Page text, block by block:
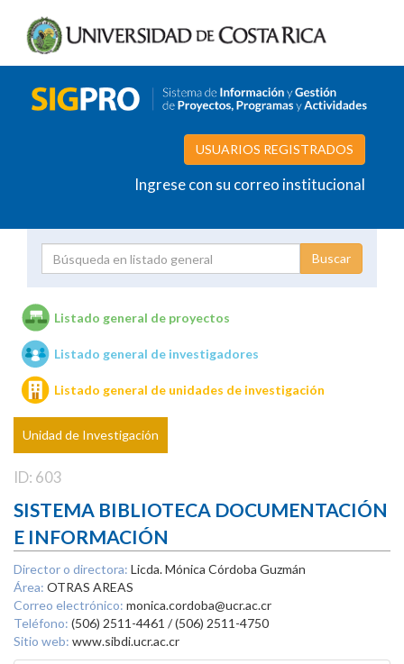
USUARIOS REGISTRADOS
Ingrese con su correo institucional
Unidades de investigación
Listado general de proyectos
Listado general de investigadores
Listado general de unidades de investigación
Unidad de Investigación
ID: 603
SISTEMA BIBLIOTECA DOCUMENTACIÓN
E INFORMACIÓN
Director o directora: Licda. Mónica Córdoba Guzmán
Área: OTRAS AREAS
Correo electrónico: monica.cordoba@ucr.ac.cr
Teléfono: (506) 2511-4461 / (506) 2511-4750
Sitio web: www.sibdi.ucr.ac.cr